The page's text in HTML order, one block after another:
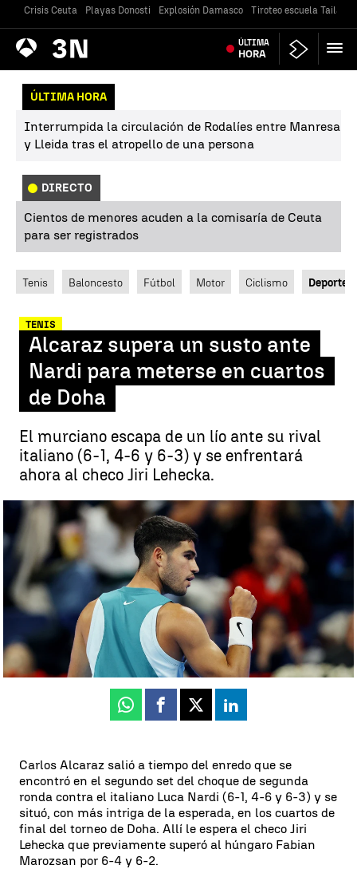
Crisis Ceuta Playas Donosti Explosión Damasco Tiroteo escuela
Antena
3 Noticias ÚLTIMA
HORA
ÚLTIMA HORA
Interrumpida la circulación de Rodalíes entre Manresa
y Lleida tras el atropello de una persona
DIRECTO
Cientos de menores acuden a la comisaría de Ceuta
para ser registrados
Tenis Baloncesto Fútbol Motor Ciclismo Deportes
TENIS
Alcaraz supera un susto ante
Nardi para meterse en cuartos
de Doha
El murciano escapa de un lío ante su rival
italiano (6-1, 4-6 y 6-3) y se enfrentará
ahora al checo Jiri Lehecka.
Alcaraz supera un susto ante Nardi para meterse en cuartos de
Doha |Getty Images
Luis F. Castillo
Publicado:19 de febrero de 2025, 18:35
Whatsapp
Facebook
X Linkedin
Carlos Alcaraz salió a tiempo del enredo que se
encontró en el segundo set del choque de segunda
ronda contra el italiano Luca Nardi (6-1, 4-6 y 6-3) y se
situó, con más intriga de la esperada, en los cuartos de
final del torneo de Doha. Allí le espera el checo Jiri
Lehecka que previamente superó al húngaro Fabian
Marozsan por 6-4 y 6-2.